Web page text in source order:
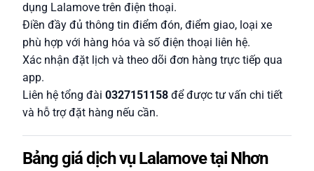
dụng Lalamove trên điện thoại.
Điền đầy đủ thông tin điểm đón, điểm giao, loại xe
phù hợp với hàng hóa và số điện thoại liên hệ.
Xác nhận đặt lịch và theo dõi đơn hàng trực tiếp qua
app.
Liên hệ tổng đài 0327151158 để được tư vấn chi tiết
và hỗ trợ đặt hàng nếu cần.
Bảng giá dịch vụ Lalamove tại Nhơn